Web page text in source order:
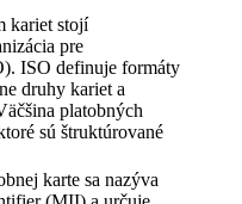
kariet stojí
pre
ISO definuje formáty
druhy kariet a
platobných
sú štruktúrované
karte sa nazýva